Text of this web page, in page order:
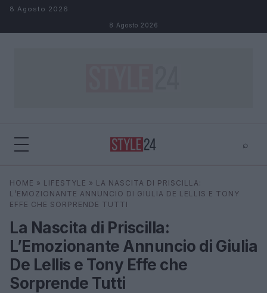
Salta al contenuto
8 Agosto 2026
8 Agosto 2026
⌕
Cerca
HOME » LIFESTYLE » LA NASCITA DI PRISCILLA:
L’EMOZIONANTE ANNUNCIO DI GIULIA DE LELLIS E TONY
EFFE CHE SORPRENDE TUTTI
La Nascita di Priscilla:
L’Emozionante Annuncio di Giulia
De Lellis e Tony Effe che
Sorprende Tutti